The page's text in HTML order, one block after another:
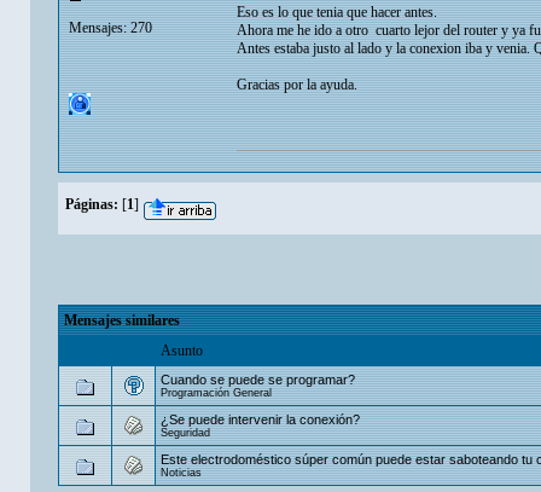
Mensajes: 270
Eso es lo que tenia que hacer antes.
Ahora me he ido a otro cuarto lejor del router y ya
Antes estaba justo al lado y la conexion iba y venia.
Gracias por la ayuda.
Páginas: [1]
Mensajes similares
Asunto
Cuando se puede se programar?
Programación General
¿Se puede intervenir la conexión?
Seguridad
Este electrodoméstico súper común puede estar saboteando tu
Noticias